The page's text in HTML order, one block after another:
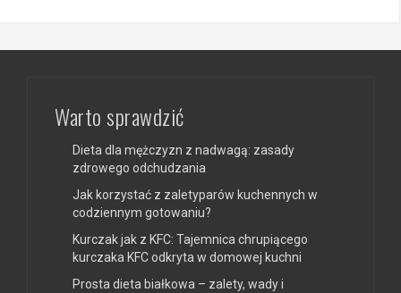
Warto sprawdzić
Dieta dla mężczyzn z nadwagą: zasady
zdrowego odchudzania
Jak korzystać z zaletyparów kuchennych w
codziennym gotowaniu?
Kurczak jak z KFC: Tajemnica chrupiącego
kurczaka KFC odkryta w domowej kuchni
Prosta dieta białkowa – zalety, wady i